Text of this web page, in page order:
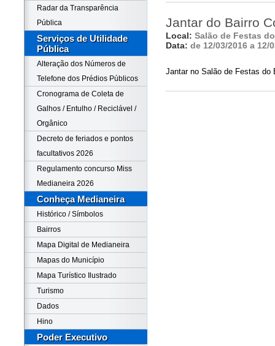
Radar da Transparência
Pública
Serviços de Utilidade
Pública
Alteração dos Números de
Telefone dos Prédios Públicos
Cronograma de Coleta de
Galhos / Entulho / Reciclável /
Orgânico
Decreto de feriados e pontos
facultativos 2026
Regulamento concurso Miss
Medianeira 2026
Conheça Medianeira
Histórico / Símbolos
Bairros
Mapa Digital de Medianeira
Mapas do Município
Mapa Turístico Ilustrado
Turismo
Dados
Hino
Poder Executivo
Jantar do Bairro
Local: Salão de Festas
Data: de 12/03/2016 a 12/
Jantar no Salão de Festas do